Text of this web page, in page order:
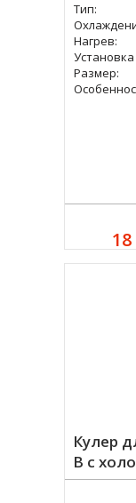
Тип:
Нагрев:
Размер:
Кулер
B с